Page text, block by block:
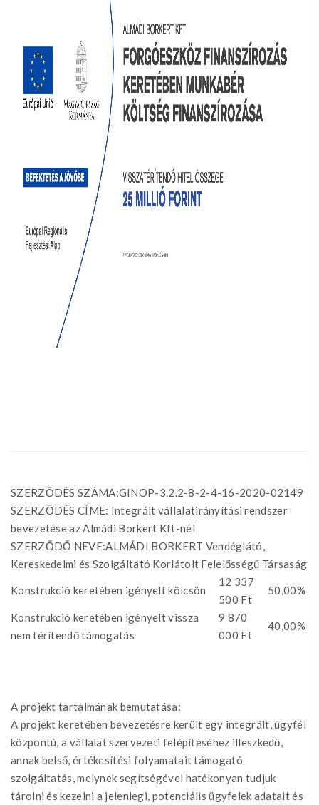
SZERZŐDÉS SZÁMA:GINOP-3.2.2-8-2-4-16-2020-02149
SZERZŐDÉS CÍME: Integrált vállalatirányítási rendszer
bevezetése az Almádi Borkert Kft-nél
SZERZŐDŐ NEVE:ALMÁDI BORKERT Vendéglátó,
Kereskedelmi és Szolgáltató Korlátolt Felelősségű Társaság
Konstrukció keretében igényelt kölcsön
12 337
500 Ft
50,00%
Konstrukció keretében igényelt vissza
nem térítendő támogatás
9 870
000 Ft
40,00%
A projekt tartalmának bemutatása:
A projekt keretében bevezetésre került egy integrált, ügyfél
központú, a vállalat szervezeti felépítéséhez illeszkedő,
annak belső, értékesítési folyamatait támogató
szolgáltatás, melynek segítségével hatékonyan tudjuk
tárolni és kezelni a jelenlegi, potenciális ügyfelek adatait és